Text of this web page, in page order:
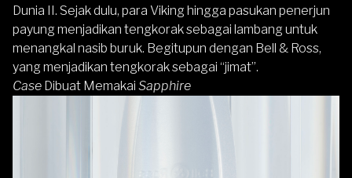
Dunia II. Sejak dulu, para Viking hingga pasukan penerjun
payung menjadikan tengkorak sebagai lambang untuk
menangkal nasib buruk. Begitupun dengan Bell & Ross,
yang menjadikan tengkorak sebagai “jimat”.
Case Dibuat Memakai Sapphire